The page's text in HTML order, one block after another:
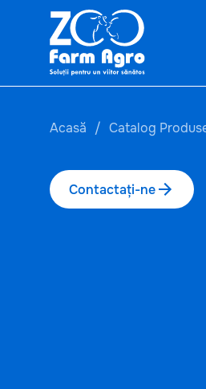
Acasă Catalog
Contactați-ne